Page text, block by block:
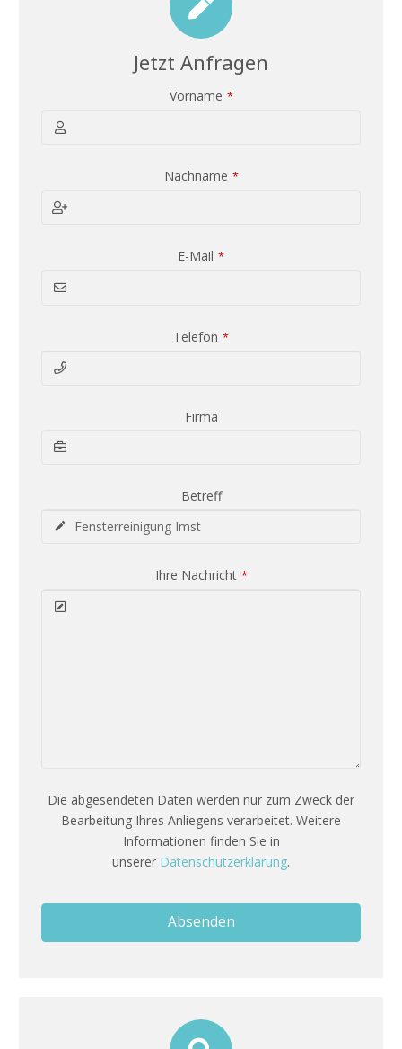
Jetzt Anfragen
Vorname *
Nachname *
E-Mail *
Telefon *
Firma
Betreff
Ihre Nachricht *
Die abgesendeten Daten werden nur zum Zweck der
Bearbeitung Ihres Anliegens verarbeitet. Weitere
Informationen finden Sie in
unserer Datenschutzerklärung.
Absenden